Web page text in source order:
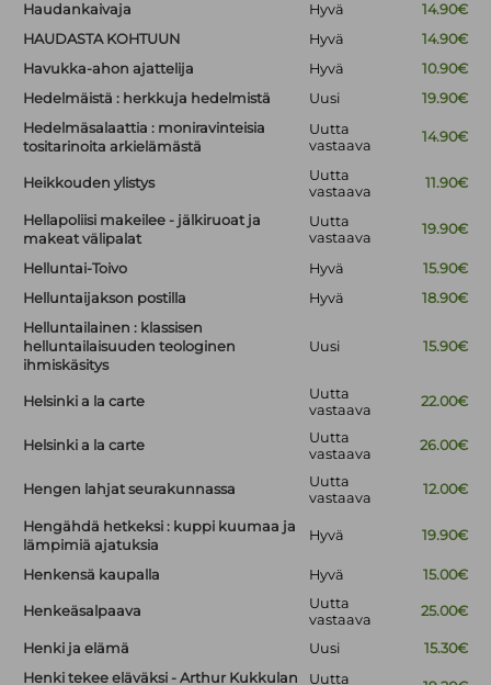
Haudankaivaja
Hyvä
14.90€
HAUDASTA KOHTUUN
Hyvä
14.90€
Havukka-ahon ajattelija
Hyvä
10.90€
Hedelmäistä : herkkuja hedelmistä
Uusi
19.90€
Hedelmäsalaattia : moniravinteisia
tositarinoita arkielämästä
Uutta
vastaava
14.90€
Heikkouden ylistys
Uutta
vastaava
11.90€
Hellapoliisi makeilee - jälkiruoat ja
makeat välipalat
Uutta
vastaava
19.90€
Helluntai-Toivo Hyvä
15.90€
Helluntaijakson postilla
Hyvä
18.90€
Helluntailainen : klassisen
helluntailaisuuden teologinen
ihmiskäsitys
Uusi 15.90€
Helsinki a la carte
Uutta
vastaava
22.00€
Helsinki a la carte
Uutta
vastaava
26.00€
Hengen lahjat seurakunnassa
Uutta
vastaava
12.00€
Hengähdä hetkeksi : kuppi kuumaa ja
lämpimiä ajatuksia
Hyvä 19.90€
Henkensä kaupalla Hyvä 15.00€
Henkeäsalpaava
Uutta
vastaava
25.00€
Henki ja elämä Uusi
15.30€
Henki tekee eläväksi - Arthur Kukkulan
Uutta